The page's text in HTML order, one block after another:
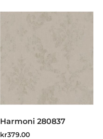
Harmoni 280837
kr379.00